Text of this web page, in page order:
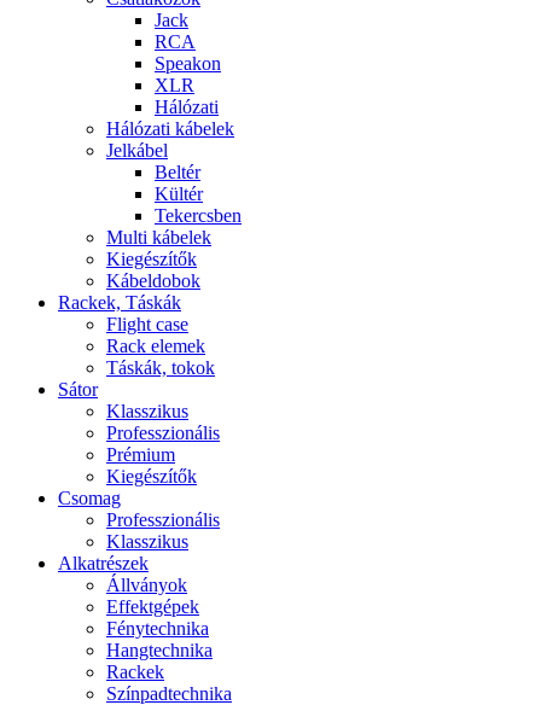
Jack
RCA
Speakon
XLR
Hálózati
Hálózati kábelek
Jelkábel
Beltér
Kültér
Tekercsben
Multi kábelek
Kiegészítők
Kábeldobok
Rackek, Táskák
Flight case
Rack elemek
Táskák, tokok
Sátor
Klasszikus
Professzionális
Prémium
Kiegészítők
Csomag
Professzionális
Klasszikus
Alkatrészek
Állványok
Effektgépek
Fénytechnika
Hangtechnika
Rackek
Színpadtechnika